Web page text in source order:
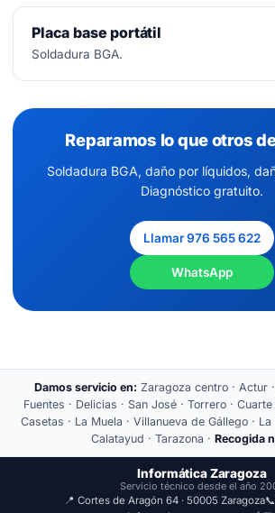
Placa base portátil
Soldadura BGA.
Reparamos lo que otros
Soldadura BGA, daño por líquidos,
Diagnóstico gratuito.
Llamar 976 565 622
WhatsApp
Damos servicio en: Zaragoza centro · Actur
Fuentes · Delicias · San José · Torrero ·
Casetas · La Muela · Villanueva de Gállego ·
Calatayud · Tarazona · Recogida
Informática Zaragoza
Servicio técnico desde el año
📍 Cortes de Aragón 64 · 50005 Zaragoza